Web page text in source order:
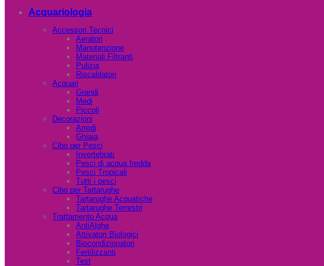
Acquariologia
Accessori Tecnici
Aeratori
Manutenzione
Materiali Filtranti
Pulizia
Riscaldatori
Acquari
Grandi
Medi
Piccoli
Decorazioni
Arredi
Ghiaia
Cibo per Pesci
Invertebrati
Pesci di acqua fredda
Pesci Tropicali
Tutti i pesci
Cibo per Tartarughe
Tartarughe Acquatiche
Tartarughe Terrestri
Trattamento Acqua
AntiAlghe
Attivatori Biologici
Biocondizionatori
Fertilizzanti
Test